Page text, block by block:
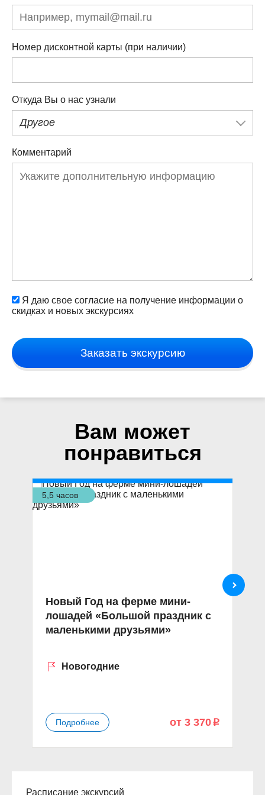
Номер дисконтной карты (при наличии)
Откуда Вы о нас узнали
Другое
Комментарий
Я даю свое согласие на получение информации о
скидках и новых экскурсиях
Заказать экскурсию
Вам может
понравиться
5,5 часов
Новый Год на ферме мини-
лошадей «Большой праздник с
маленькими друзьями»
Новогодние
Подробнее от 3 370 p
Расписание экскурсий